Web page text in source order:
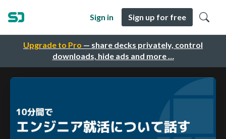
Upgrade to Pro — share decks privately, control
downloads, hide ads and more …
Sign in Sign up for free